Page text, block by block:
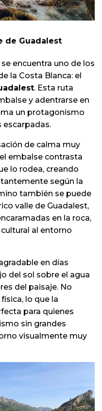
de Guadalest
encuentra uno de los
la Costa Blanca: el
. Esta ruta
y adentrarse en
un protagonismo
escarpadas.
de calma muy
embalse contrasta
lo rodea, creando
según la
también se puede
valle de Guadalest,
en la roca,
al entorno
en días
del sol sobre el agua
del paisaje. No
lo que la
para quienes
sin grandes
visualmente muy